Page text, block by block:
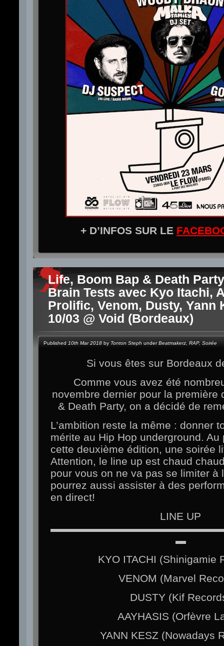
+ D’INFOS SUR LE
Life, Boom Bap & Death
Brain Tests avec Kyo Itachi,
Prolific, Venom, Dusty, Yann
10/03 @ Void (Bordeaux)
Published 10th Mar 2018 by Tonton Steph underBeatmakerz RAP, Soirée
Si vous êtes sur Bordeaux
Comme vous avez été
novembre dernier pour la première
& Death Party, on a décidé de
L’ambition reste la même : donner
mérite au Hip Hop underground. Au
cette deuxième édition, une soirée
Attention, le line up est chaud
pour vous on ne va pas se limiter à
pourrez aussi assister à des
en direct!
LINE UP
▬
KYO ITACHI (Shinigamie
VENOM (Marvel
DUSTY (Kif
AAYHASIS (Orfèvre
YANN KESZ (Nowadays